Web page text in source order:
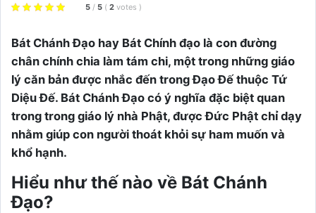
5 / 5 ( 2 votes )
Bát Chánh Đạo hay Bát Chính đạo là con đường
chân chính chia làm tám chi, một trong những giáo
lý căn bản được nhắc đến trong Đạo Đế thuộc Tứ
Diệu Đế. Bát Chánh Đạo có ý nghĩa đặc biệt quan
trong trong giáo lý nhà Phật, được Đức Phật chỉ dạy
nhằm giúp con người thoát khỏi sự ham muốn và
khổ hạnh.
Hiểu như thế nào về Bát Chánh
Đạo?